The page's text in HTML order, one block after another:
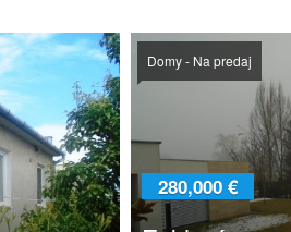
Domy - Na predaj
280,000 €